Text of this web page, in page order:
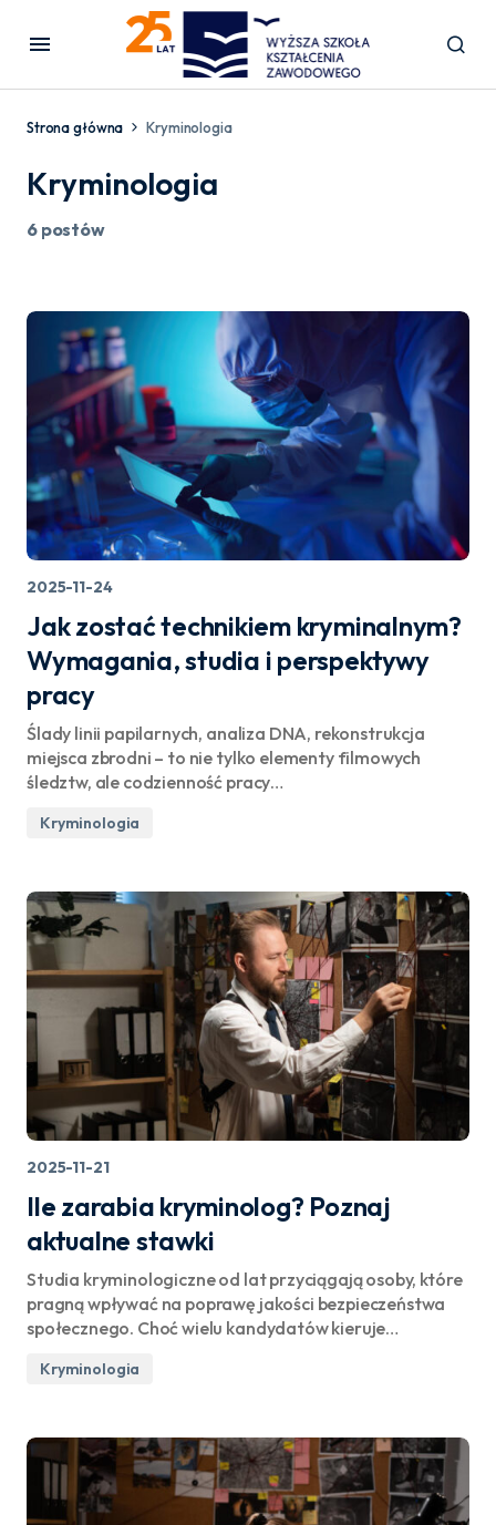
Strona główna Kryminologia
Kryminologia
6 postów
2025-11-24
Jak zostać technikiem kryminalnym?
Wymagania, studia i perspektywy
pracy
Ślady linii papilarnych, analiza DNA, rekonstrukcja
miejsca zbrodni – to nie tylko elementy filmowych
śledztw, ale codzienność pracy…
Kryminologia
2025-11-21
Ile zarabia kryminolog? Poznaj
aktualne stawki
Studia kryminologiczne od lat przyciągają osoby, które
pragną wpływać na poprawę jakości bezpieczeństwa
społecznego. Choć wielu kandydatów kieruje…
Kryminologia